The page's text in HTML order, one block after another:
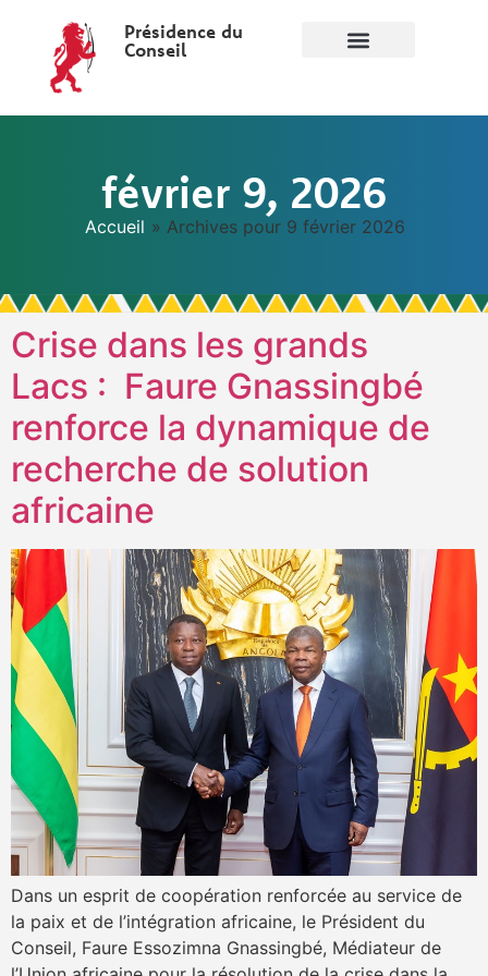
Présidence du
Conseil
février 9, 2026
Accueil » Archives pour 9 février 2026
Crise dans les grands
Lacs : Faure Gnassingbé
renforce la dynamique de
recherche de solution
africaine
Dans un esprit de coopération renforcée au service de
la paix et de l’intégration africaine, le Président du
Conseil, Faure Essozimna Gnassingbé, Médiateur de